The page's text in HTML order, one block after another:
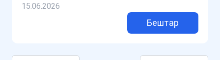
15.06.2026
Бештар